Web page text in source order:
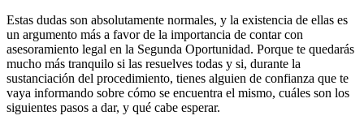
Estas dudas son absolutamente normales, y la existencia de ellas es
un argumento más a favor de la importancia de contar con
asesoramiento legal en la Segunda Oportunidad. Porque te quedarás
mucho más tranquilo si las resuelves todas y si, durante la
sustanciación del procedimiento, tienes alguien de confianza que te
vaya informando sobre cómo se encuentra el mismo, cuáles son los
siguientes pasos a dar, y qué cabe esperar.